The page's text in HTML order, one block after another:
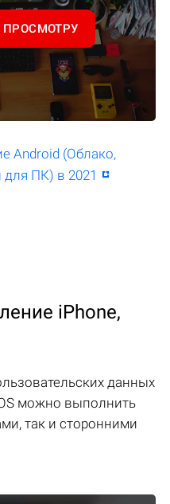
ПРОСМОТРУ
Android (Облако,
для ПК) в 2021
iPhone,
данных
можно выполнить
так и сторонними